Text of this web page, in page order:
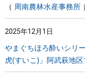
県政情報
周南農林水産事務所
2025年12月1日
やまぐちほろ酔いシリ
虎(すいこ)」阿武萩地区